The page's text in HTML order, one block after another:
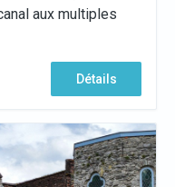
aux multiples
Détails